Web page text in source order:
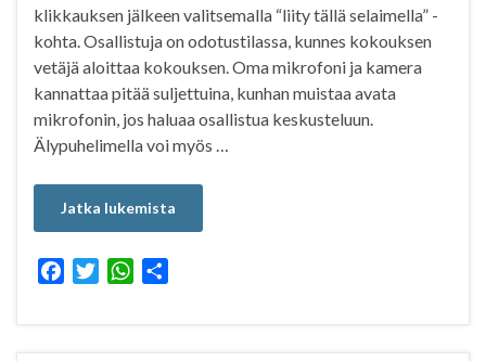
klikkauksen jälkeen valitsemalla “liity tällä selaimella” -
kohta. Osallistuja on odotustilassa, kunnes kokouksen
vetäjä aloittaa kokouksen. Oma mikrofoni ja kamera
kannattaa pitää suljettuina, kunhan muistaa avata
mikrofonin, jos haluaa osallistua keskusteluun.
Älypuhelimella voi myös …
Jatka lukemista
c
e
i
t
W
a
t
a
r